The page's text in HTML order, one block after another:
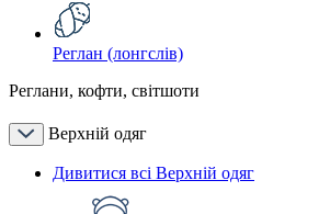
Реглан (лонгслів)
Реглани, кофти, світшоти
Верхній одяг
Дивитися всі Верхній одяг